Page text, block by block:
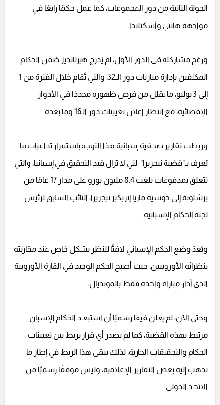
الجولة الثانية من دور المجموعات، كما عمل حكمًا رابعًا في
مواجهة هايتي وأسكتلندا.
ورغم مشاركته في الدور الأول، لم يُدرج هيرنانديز ضمن الحكام
المكلفين بإدارة مباريات دور الـ32، والتي تُقام خلال الفترة من 1
إلى 3 يوليو، ما يقلل من فرص ظهوره مجددًا في الأدوار
الإقصائية، مع انتظار إعلان تعيينات دور الـ16 وما بعده.
وربطت تقارير صحفية إسبانية هذا التوجه باستمرار تداعيات ما
يُعرف بـ"قضية نيجريرا" التي لا تزال قيد التحقيق في إسبانيا، والتي
تتعلق بمدفوعات بلغت 8.4 مليون يورو على مدار 17 عامًا من
برشلونة إلى خوسيه ماريا إنريكيز نيجريرا، النائب السابق لرئيس
لجنة الحكام الإسبانية.
ويُعدّ وضع الحكم الإسباني لافتًا للنظر بشكل خاص عند مقارنته
بنظرائه الأوروبيين، حيث أصبح الحكم الوحيد في القارة الأوروبية
الذي أدار مباراة واحدة فقط بالمونديال.
وحتى الآن، لم يعلن فيفا رسميًا أن استبعاد الحكام الإسبان
مرتبط بهذه القضية، كما لم يصدر أي قرار يربط بين تعيينات
الحكام والتحقيقات الجارية، لذلك يبقى هذا الربط في إطار ما
تذهب إليه بعض التقارير الإعلامية، وليس موقفًا رسميًا من
الاتحاد الدولي.